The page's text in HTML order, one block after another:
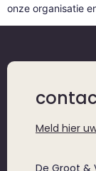
onze organisatie
Meld hier
De Groot &